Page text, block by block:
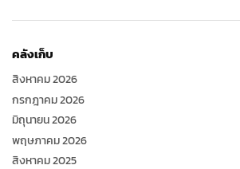
คลังเก็บ
สิงหาคม 2026
กรกฎาคม 2026
มิถุนายน 2026
พฤษภาคม 2026
สิงหาคม 2025